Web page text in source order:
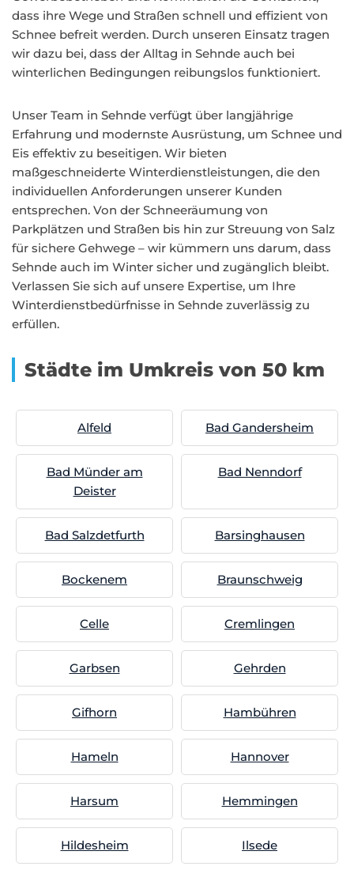
dass ihre Wege und Straßen schnell und effizient von
Schnee befreit werden. Durch unseren Einsatz tragen
wir dazu bei, dass der Alltag in Sehnde auch bei
winterlichen Bedingungen reibungslos funktioniert.
Unser Team in Sehnde verfügt über langjährige
Erfahrung und modernste Ausrüstung, um Schnee und
Eis effektiv zu beseitigen. Wir bieten
maßgeschneiderte Winterdienstleistungen, die den
individuellen Anforderungen unserer Kunden
entsprechen. Von der Schneeräumung von
Parkplätzen und Straßen bis hin zur Streuung von Salz
für sichere Gehwege – wir kümmern uns darum, dass
Sehnde auch im Winter sicher und zugänglich bleibt.
Verlassen Sie sich auf unsere Expertise, um Ihre
Winterdienstbedürfnisse in Sehnde zuverlässig zu
erfüllen.
Städte im Umkreis von 50 km
Alfeld Bad Gandersheim
Bad Münder am
Deister
Bad Nenndorf
Bad Salzdetfurth Barsinghausen
Bockenem Braunschweig
Celle Cremlingen
Garbsen Gehrden
Gifhorn Hambühren
Hameln Hannover
Harsum Hemmingen
Hildesheim Ilsede